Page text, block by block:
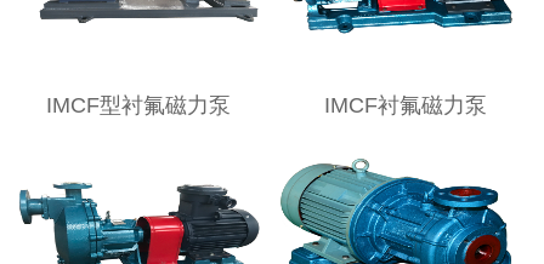
IMCF型衬氟磁力泵 IMCF衬氟磁力泵